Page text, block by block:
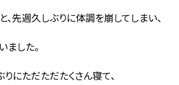
、先週久しぶりに体調を崩してしまい、
ました。
にただただたくさん寝て、